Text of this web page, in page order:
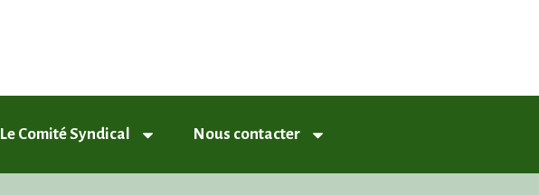
Le Comité Syndical Nous contacter